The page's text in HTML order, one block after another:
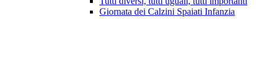
Giornata dei Calzini Spaiati Infanzia